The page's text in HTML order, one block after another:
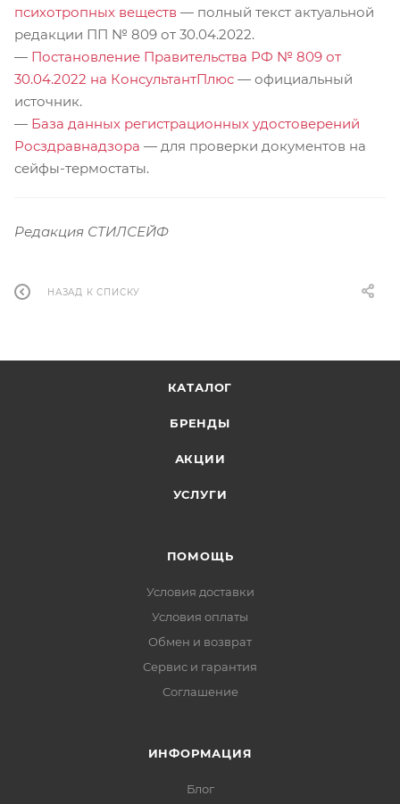
психотропных веществ — полный текст актуальной
редакции ПП № 809 от 30.04.2022.
— Постановление Правительства РФ № 809 от
30.04.2022 на КонсультантПлюс — официальный
источник.
— База данных регистрационных удостоверений
Росздравнадзора — для проверки документов на
сейфы-термостаты.
Редакция СТИЛСЕЙФ
НАЗАД К СПИСКУ
КАТАЛОГ
БРЕНДЫ
АКЦИИ
УСЛУГИ
ПОМОЩЬ
Условия доставки
Условия оплаты
Обмен и возврат
Сервис и гарантия
Соглашение
ИНФОРМАЦИЯ
Блог